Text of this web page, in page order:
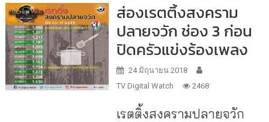
ส่องเรตติ้งสงคราม
ปลายจวัก ช่อง 3 ก่อน
ปิดครัวแข่งร้องเพลง
24 มิถุนายน 2018
TV Digital Watch
2468
เรตติ้งสงครามปลายจวัก